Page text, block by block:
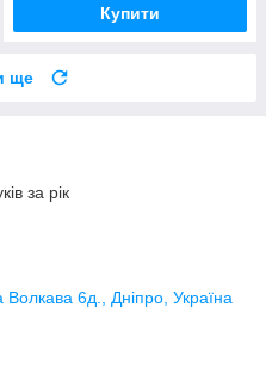
Купити
ще
за рік
6д., Дніпро, Україна